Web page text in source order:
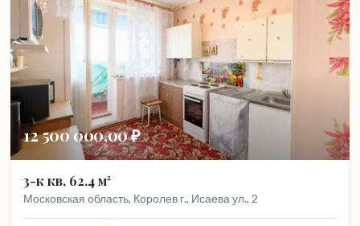
12 500 000,00 ₽
3-к кв, 62.4 м²
Московская область, Королев г., Исаева ул., 2